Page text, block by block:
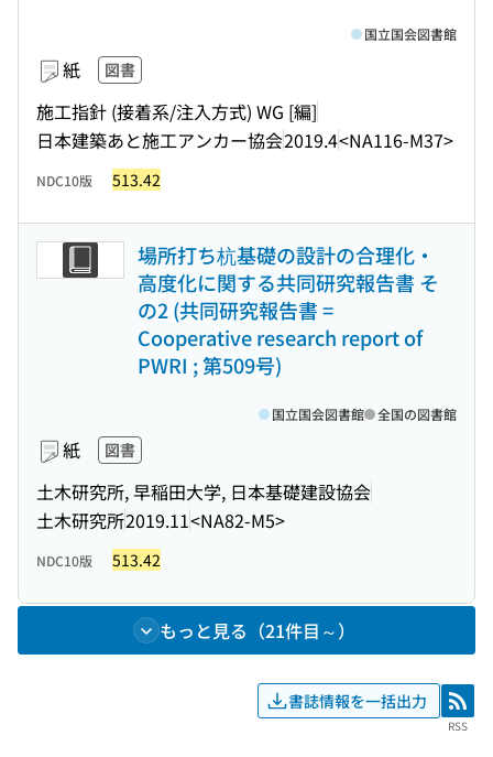
紙 図書
施工指針 (接着系/注入方式) WG [編]
日本建築あと施工アンカー協会2019.4<NA116-M37>
国立国会図書館
NDC10版 513.42
場所打ち杭基礎の設計の合理化・
高度化に関する共同研究報告書 そ
の2 (共同研究報告書 =
Cooperative research report of
PWRI ; 第509号)
紙 図書
土木研究所, 早稲田大学, 日本基礎建設協会
土木研究所2019.11<NA82-M5>
国立国会図書館 全国の図書館
NDC10版 513.42
もっと見る（21件目～）
書誌情報を一括出力 RSS
RSS